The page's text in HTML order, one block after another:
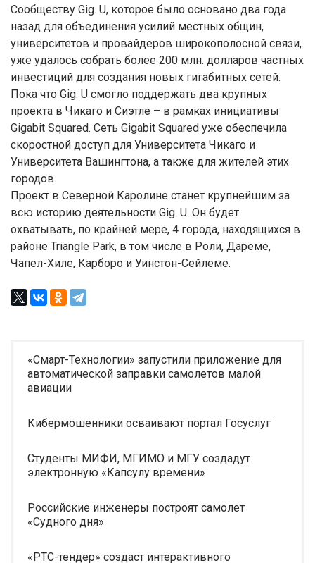
Сообществу Gig. U, которое было основано два года
назад для объединения усилий местных общин,
университетов и провайдеров широкополосной связи,
уже удалось собрать более 200 млн. долларов частных
инвестиций для создания новых гигабитных сетей.
Пока что Gig. U смогло поддержать два крупных
проекта в Чикаго и Сиэтле – в рамках инициативы
Gigabit Squared. Сеть Gigabit Squared уже обеспечила
скоростной доступ для Университета Чикаго и
Университета Вашингтона, а также для жителей этих
городов.
Проект в Северной Каролине станет крупнейшим за
всю историю деятельности Gig. U. Он будет
охватывать, по крайней мере, 4 города, находящихся в
районе Triangle Park, в том числе в Роли, Дареме,
Чапел-Хиле, Карборо и Уинстон-Сейлеме.
«Смарт-Технологии» запустили приложение для
автоматической заправки самолетов малой
авиации
Кибермошенники осваивают портал Госуслуг
Студенты МИФИ, МГИМО и МГУ создадут
электронную «Капсулу времени»
Российские инженеры построят самолет
«Судного дня»
«РТС-тендер» создаст интерактивного